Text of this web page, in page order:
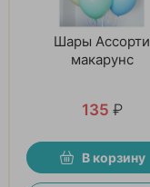
Шары Ассорти
макарунс
135 ₽
В корзину